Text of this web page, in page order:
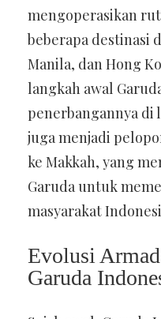
mengoperasikan
beberapa destinasi
Manila, dan Hong
langkah awal
penerbangannya di
juga menjadi
ke Makkah, yang
Garuda untuk
masyarakat
Evolusi
Garuda